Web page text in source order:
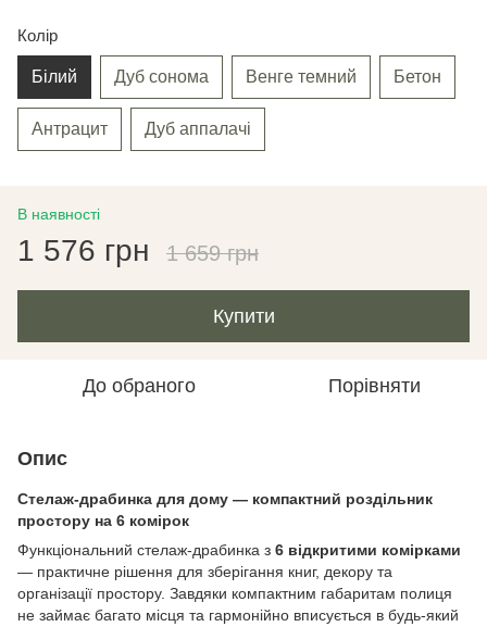
Колір
Білий Дуб сонома Венге темний Бетон
Антрацит Дуб аппалачі
В наявності
1 576 грн 1 659 грн
Купити
До обраного Порівняти
Опис
Стелаж-драбинка для дому — компактний роздільник
простору на 6 комірок
Функціональний стелаж-драбинка з 6 відкритими комірками
— практичне рішення для зберігання книг, декору та
організації простору. Завдяки компактним габаритам полиця
не займає багато місця та гармонійно вписується в будь-який